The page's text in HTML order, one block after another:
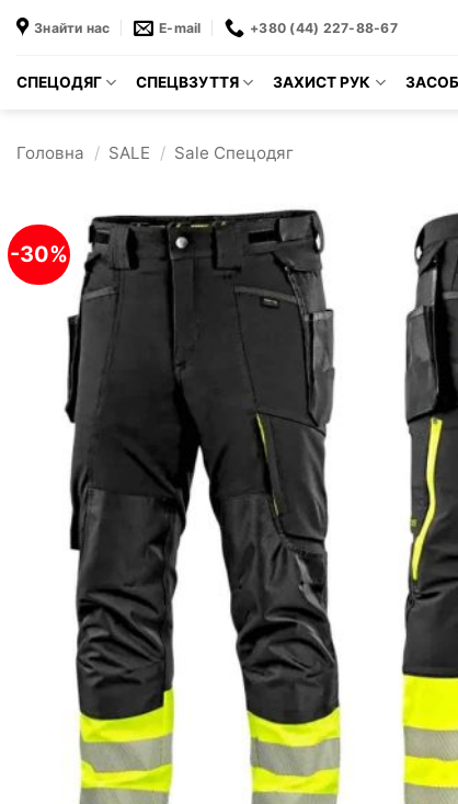
Знайти нас E-mail +380 (44) 227-88-67
СПЕЦОДЯГ СПЕЦВЗУТТЯ ЗАХИСТ РУК
Головна / SALE / Sale Спецодяг
-30%